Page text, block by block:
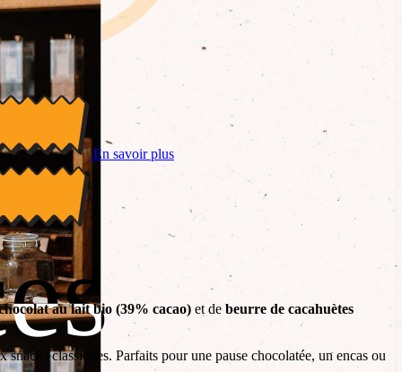
au lait bio (39% cacao) et de beurre de cacahuètes
classiques. Parfaits pour une pause chocolatée, un encas ou
En savoir plus